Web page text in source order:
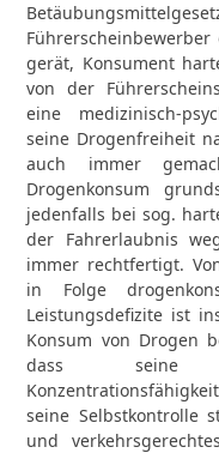
gerät, Konsument
von der
eine medizinisch-
seine Drogenfreiheit
auch immer
Drogenkonsum
jedenfalls bei sog.
der Fahrerlaubnis
immer rechtfertigt.
in Folge
Leistungsdefizite ist
Konsum von Drogen
dass seine
seine Selbstkontrolle
und